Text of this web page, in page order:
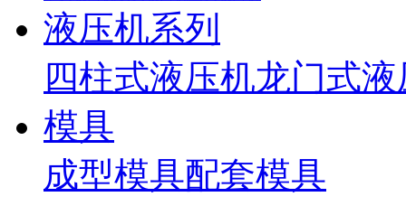
液压机系列
四柱式液压机龙门式液
模具
成型模具配套模具